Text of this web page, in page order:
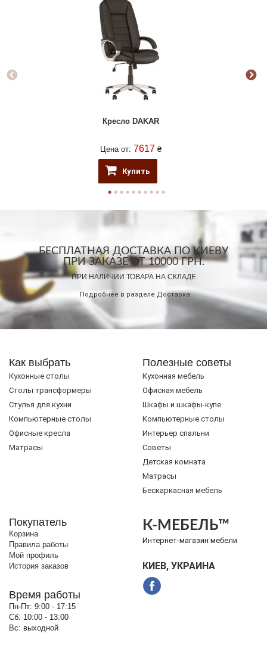
Кресло DAKAR
Цена от: 7617 ₴
Купить
БЕСПЛАТНАЯ ДОСТАВКА ПО КИЕВУ
ПРИ ЗАКАЗЕ ОТ 10000 ГРН.
ПРИ НАЛИЧИИ ТОВАРА НА СКЛАДЕ
Подробнее в разделе Доставка
Как выбрать
Кухонные столы
Cтолы трансформеры
Стулья для кухни
Компьютерные столы
Офисные кресла
Матрасы
Полезные советы
Кухонная мебель
Офисная мебель
Шкафы и шкафы-купе
Компьютерные столы
Интерьер спальни
Советы
Детская комната
Матрасы
Бескаркасная мебель
Покупатель
Корзина
Правила работы
Мой профиль
История заказов
Время работы
Пн-Пт: 9:00 - 17:15
Сб: 10:00 - 13:00
Вс: выходной
К-МЕБЕЛЬ™
Интернет-магазин мебели
КИЕВ, УКРАИНА